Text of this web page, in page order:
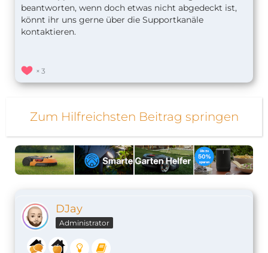
beantworten, wenn doch etwas nicht abgedeckt ist,
könnt ihr uns gerne über die Supportkanäle
kontaktieren.
3
Zum Hilfreichsten Beitrag springen
DJay
Administrator